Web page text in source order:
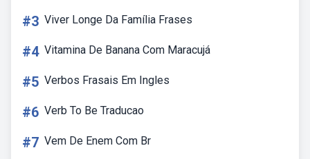
#3 Viver Longe Da Família Frases
#4 Vitamina De Banana Com Maracujá
#5 Verbos Frasais Em Ingles
#6 Verb To Be Traducao
#7 Vem De Enem Com Br